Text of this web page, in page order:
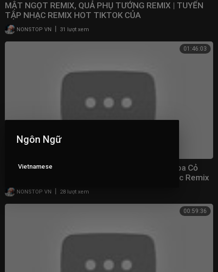
MẬT NGỌT REMIX, QUẢ PHỤ TƯỚNG REMIX | TUYỂN
TẬP NHẠC REMIX HOT TIKTOK CỦA
DUNGHOANGPHAM
NONSTOP VN 31 lượt xem
01:46:03
Top 30 Nhạc Remix TikTok Hay Nhất 2023 - Hoa Cỏ
Lau, Là Anh, Duyên Duyên Số Số, Sao Cũng Được Remix
NONSTOP VN 28 lượt xem
00:59:36
Ngôn Ngữ
Vietnamese